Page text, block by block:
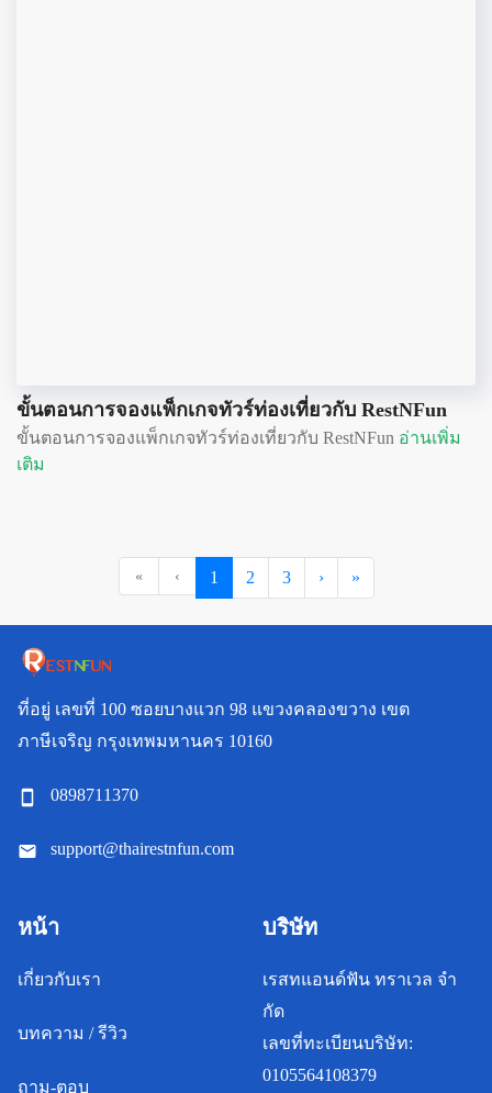
ขั้นตอนการจองแพ็กเกจทัวร์ท่องเที่ยวกับ RestNFun
ขั้นตอนการจองแพ็กเกจทัวร์ท่องเที่ยวกับ RestNFun อ่านเพิ่ม
เติม
« ‹ 1 2 3 › »
ที่อยู่ เลขที่ 100 ซอยบางแวก 98 แขวงคลองขวาง เขต
ภาษีเจริญ กรุงเทพมหานคร 10160
0898711370
support@thairestnfun.com
หน้า
เกี่ยวกับเรา
บทความ / รีวิว
ถาม-ตอบ
บริษัท
เรสทแอนด์ฟัน ทราเวล จํา
กัด
เลขที่ทะเบียนบริษัท:
0105564108379